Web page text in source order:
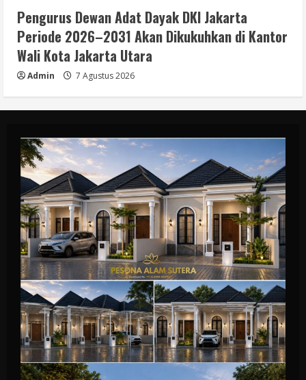
Pengurus Dewan Adat Dayak DKI Jakarta
Periode 2026–2031 Akan Dikukuhkan di Kantor
Wali Kota Jakarta Utara
Admin 7 Agustus 2026